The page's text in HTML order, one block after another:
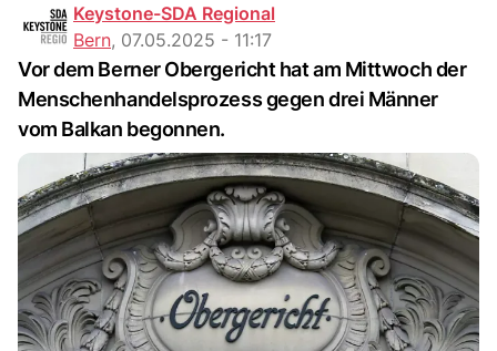
Keystone-SDA Regional
Bern, 07.05.2025 - 11:17
Vor dem Berner Obergericht hat am Mittwoch der
Menschenhandelsprozess gegen drei Männer
vom Balkan begonnen.